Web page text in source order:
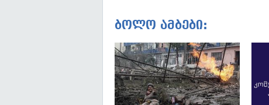
ბოლო ამბები: